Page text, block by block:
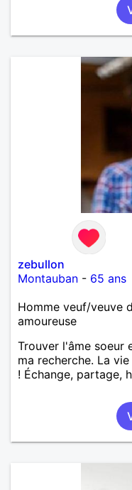
zebullon
Montauban - 65 ans
Homme veuf/veuve
amoureuse
Trouver l'âme soeur
ma recherche. La
! Échange, partage,